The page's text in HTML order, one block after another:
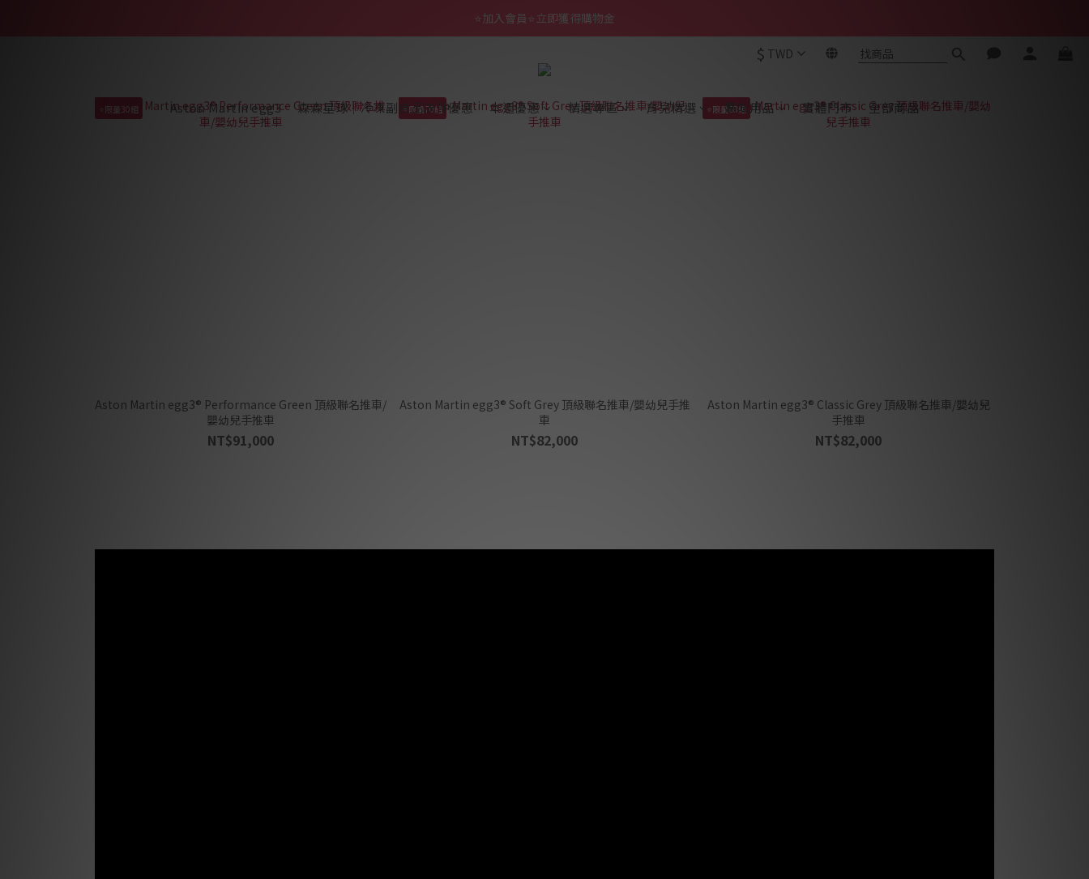
⭐加入會員⭐立即獲得購物金
$ TWD
Aston Martin egg3 森森星球｜冷凍副食品滿件優惠 本週優惠 精選專區 育兒精選 媽咪用品 實體門市 全部商品
⭐限量30組
Aston Martin egg3® Performance Green 頂級聯名推車/
嬰幼兒手推車
NT$91,000
⭐限量70組
Aston Martin egg3® Soft Grey 頂級聯名推車/嬰幼兒手推
車
NT$82,000
⭐限量68組
Aston Martin egg3® Classic Grey 頂級聯名推車/嬰幼兒
手推車
NT$82,000